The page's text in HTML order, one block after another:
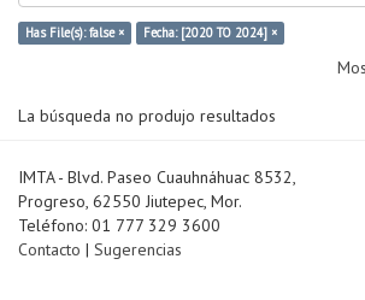
Has File(s): false × Fecha: [2020 TO 2024] ×
La búsqueda no produjo resultados
IMTA - Blvd. Paseo Cuauhnáhuac 8532,
Progreso, 62550 Jiutepec, Mor.
Teléfono: 01 777 329 3600
Contacto | Sugerencias